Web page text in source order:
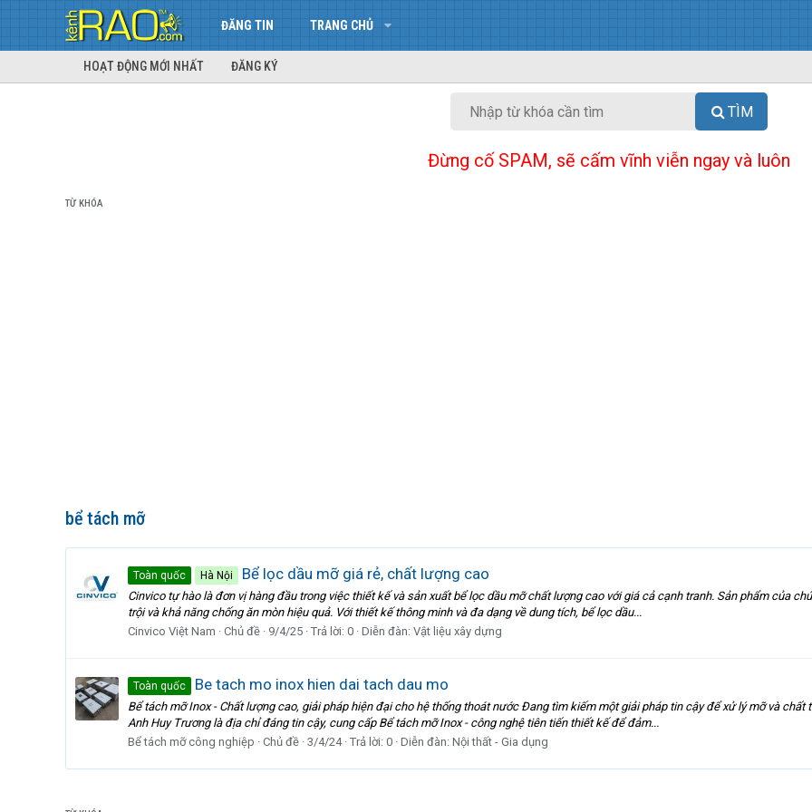
ĐĂNG TIN TRANG CHỦ
HOẠT ĐỘNG MỚI NHẤT ĐĂNG KÝ
TÌM
Đừng cố SPAM, sẽ cấm vĩnh viễn ngay và luôn
TỪ KHÓA
bể tách mỡ
Toàn quốc Hà Nội Bể lọc dầu mỡ giá rẻ, chất lượng cao
Cinvico tự hào là đơn vị hàng đầu trong việc thiết kế và sản xuất bể lọc dầu mỡ chất lượng cao với giá cả cạnh tranh. Sản phẩm của
trội và khả năng chống ăn mòn hiệu quả. Với thiết kế thông minh và đa dạng về dung tích, bể lọc dầu...
Cinvico Việt Nam
Chủ đề 9/4/25 Trả lời: 0 Diễn đàn: Vật liệu xây dựng
Toàn quốc Be tach mo inox hien dai tach dau mo
Bể tách mỡ Inox - Chất lượng cao, giải pháp hiện đại cho hệ thống thoát nước Đang tìm kiếm một giải pháp tin cậy để xử lý mỡ và
Anh Huy Trương là địa chỉ đáng tin cậy, cung cấp Bể tách mỡ Inox - công nghệ tiên tiến thiết kế để đảm...
Bể tách mỡ công nghiệp
Chủ đề 3/4/24 Trả lời: 0 Diễn đàn: Nội thất - Gia dụng